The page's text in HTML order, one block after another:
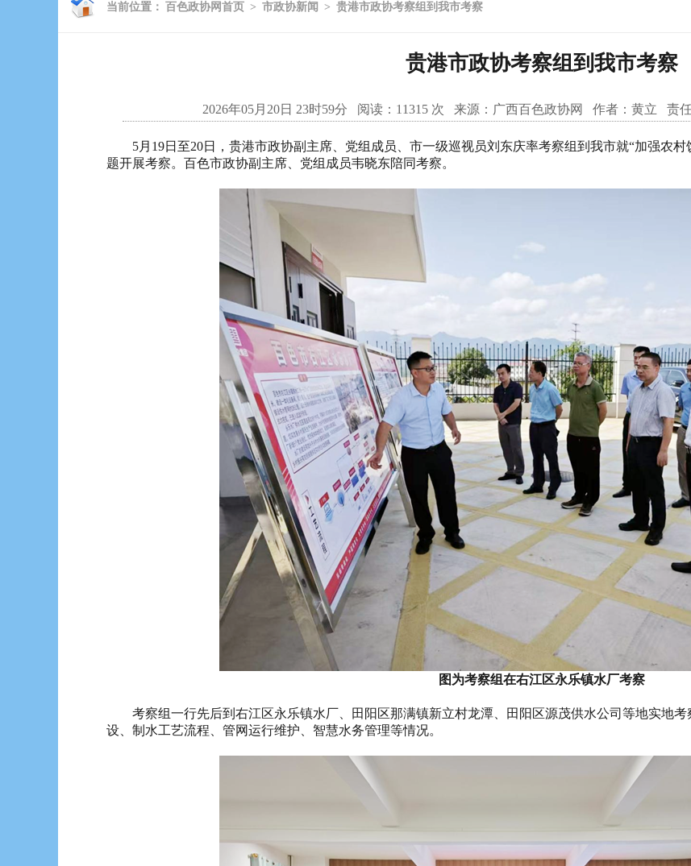
当前位置： 百色政协网首页 > 市政协新闻 > 贵港市政协考察组到我市考察
贵港市政协考察组到我市考察
2026年05月20日 23时59分 阅读： 11315 次 来源： 广西百色政协网 作者： 黄立 责
5月19日至20日，贵港市政协副主席、党组成员、市一级巡视员刘东庆率考察组到我市就“加强农村
题开展考察。百色市政协副主席、党组成员韦晓东陪同考察。
图为考察组在右江区永乐镇水厂考察
考察组一行先后到右江区永乐镇水厂、田阳区那满镇新立村龙潭、田阳区源茂供水公司等地实地考
设、制水工艺流程、管网运行维护、智慧水务管理等情况。